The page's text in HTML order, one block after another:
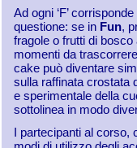
Ad ogni ‘F’
questione: se in Fun,
fragole o frutti di
momenti da
cake può diventare
sulla raffinata crostata
e sperimentale della
sottolinea in modo
I partecipanti al corso,